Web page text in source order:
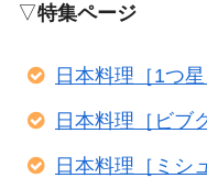
▽特集ページ
日本料理［1つ星
日本料理［ビブ
日本料理［ミシ